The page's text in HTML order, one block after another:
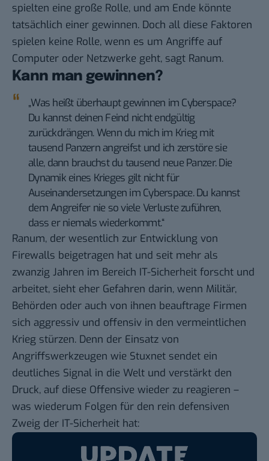
spielten eine große Rolle, und am Ende könnte
tatsächlich einer gewinnen. Doch all diese Faktoren
spielen keine Rolle, wenn es um Angriffe auf
Computer oder Netzwerke geht, sagt Ranum.
Kann man gewinnen?
„Was heißt überhaupt gewinnen im Cyberspace?
Du kannst deinen Feind nicht endgültig
zurückdrängen. Wenn du mich im Krieg mit
tausend Panzern angreifst und ich zerstöre sie
alle, dann brauchst du tausend neue Panzer. Die
Dynamik eines Krieges gilt nicht für
Auseinandersetzungen im Cyberspace. Du kannst
dem Angreifer nie so viele Verluste zuführen,
dass er niemals wiederkommt.“
Ranum, der wesentlich zur Entwicklung von
Firewalls beigetragen hat und seit mehr als
zwanzig Jahren im Bereich IT-Sicherheit forscht und
arbeitet, sieht eher Gefahren darin, wenn Militär,
Behörden oder auch von ihnen beauftrage Firmen
sich aggressiv und offensiv in den vermeintlichen
Krieg stürzen. Denn der Einsatz von
Angriffswerkzeugen wie Stuxnet sendet ein
deutliches Signal in die Welt und verstärkt den
Druck, auf diese Offensive wieder zu reagieren –
was wiederum Folgen für den rein defensiven
Zweig der IT-Sicherheit hat: